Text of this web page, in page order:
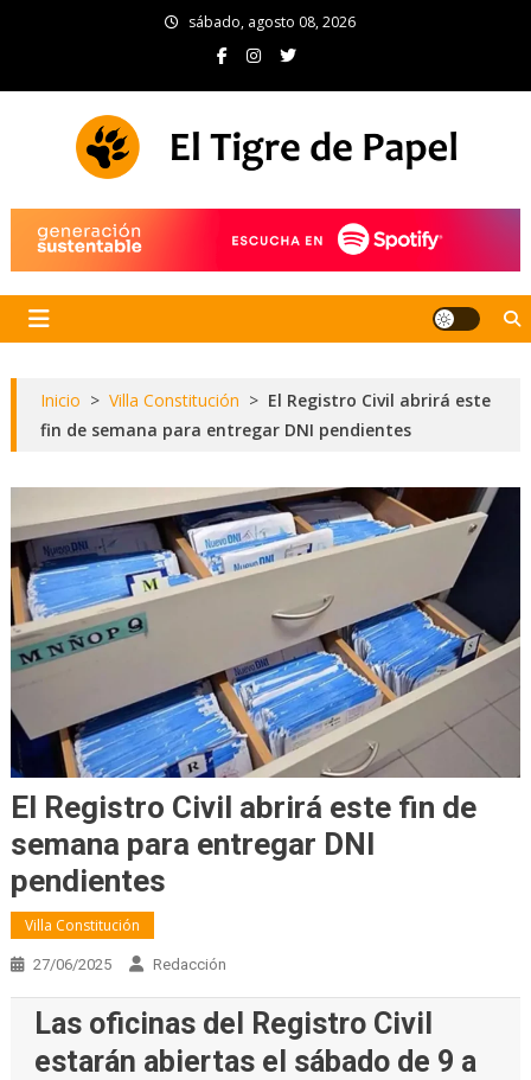
sábado, agosto 08, 2026
Inicio > Villa Constitución > El Registro Civil abrirá este
fin de semana para entregar DNI pendientes
El Registro Civil abrirá este fin de
semana para entregar DNI
pendientes
Villa Constitución
27/06/2025 Redacción
Las oficinas del Registro Civil
estarán abiertas el sábado de 9 a